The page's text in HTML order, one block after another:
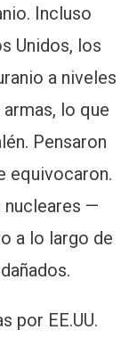
Incluso
Unidos, los
a niveles
lo que
Pensaron
equivocaron.
nucleares —
a lo largo de
por EE.UU.